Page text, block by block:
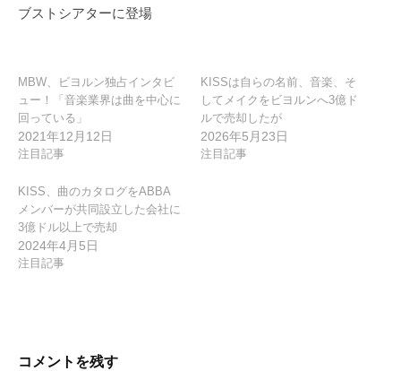
シ
ブストシアターに登場
MBW、ビヨルン独占インタビ
ュー！「音楽業界は曲を中心に
回っている」
2021年12月12日
注目記事
KISSは自らの名前、音楽、そ
してメイクをビヨルンへ3億ド
ルで売却したが
2026年5月23日
注目記事
KISS、曲のカタログをABBA
メンバーが共同設立した会社に
3億ドル以上で売却
2024年4月5日
注目記事
コメントを残す